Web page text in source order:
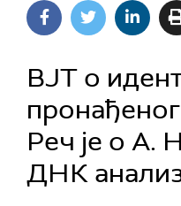
ВЈТ о
Реч је о А.
ДНК